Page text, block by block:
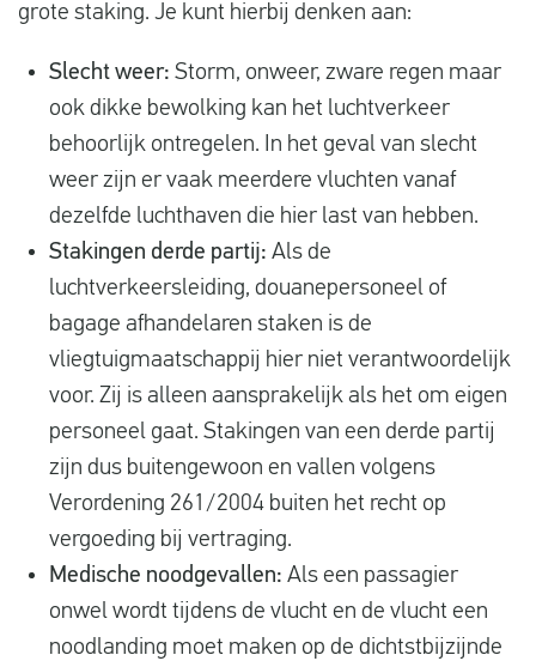
grote staking. Je kunt hierbij denken aan:
Slecht weer: Storm, onweer, zware regen maar
ook dikke bewolking kan het luchtverkeer
behoorlijk ontregelen. In het geval van slecht
weer zijn er vaak meerdere vluchten vanaf
dezelfde luchthaven die hier last van hebben.
Stakingen derde partij: Als de
luchtverkeersleiding, douanepersoneel of
bagage afhandelaren staken is de
vliegtuigmaatschappij hier niet verantwoordelijk
voor. Zij is alleen aansprakelijk als het om eigen
personeel gaat. Stakingen van een derde partij
zijn dus buitengewoon en vallen volgens
Verordening 261/2004 buiten het recht op
vergoeding bij vertraging.
Medische noodgevallen: Als een passagier
onwel wordt tijdens de vlucht en de vlucht een
noodlanding moet maken op de dichtstbijzijnde